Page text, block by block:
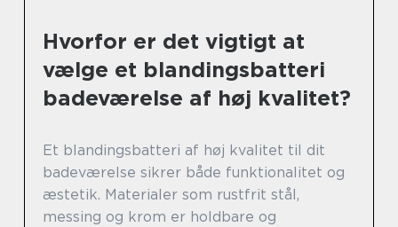
Hvorfor er det vigtigt at
vælge et blandingsbatteri
badeværelse af høj kvalitet?
Et blandingsbatteri af høj kvalitet til dit
badeværelse sikrer både funktionalitet og
æstetik. Materialer som rustfrit stål,
messing og krom er holdbare og